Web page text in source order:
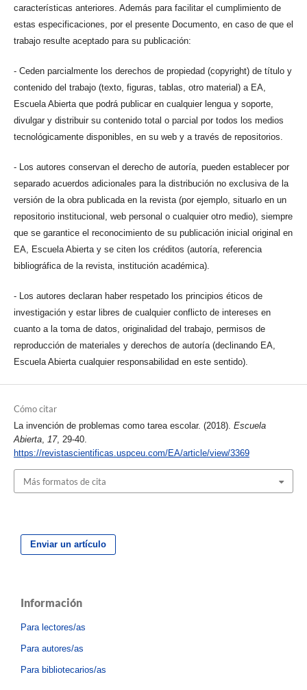
características anteriores. Además para facilitar el cumplimiento de
estas especificaciones, por el presente Documento, en caso de que el
trabajo resulte aceptado para su publicación:
- Ceden parcialmente los derechos de propiedad (copyright) de título y
contenido del trabajo (texto, figuras, tablas, otro material) a EA,
Escuela Abierta que podrá publicar en cualquier lengua y soporte,
divulgar y distribuir su contenido total o parcial por todos los medios
tecnológicamente disponibles, en su web y a través de repositorios.
- Los autores conservan el derecho de autoría, pueden establecer por
separado acuerdos adicionales para la distribución no exclusiva de la
versión de la obra publicada en la revista (por ejemplo, situarlo en un
repositorio institucional, web personal o cualquier otro medio), siempre
que se garantice el reconocimiento de su publicación inicial original en
EA, Escuela Abierta y se citen los créditos (autoría, referencia
bibliográfica de la revista, institución académica).
- Los autores declaran haber respetado los principios éticos de
investigación y estar libres de cualquier conflicto de intereses en
cuanto a la toma de datos, originalidad del trabajo, permisos de
reproducción de materiales y derechos de autoría (declinando EA,
Escuela Abierta cualquier responsabilidad en este sentido).
Cómo citar
La invención de problemas como tarea escolar. (2018). Escuela
Abierta, 17, 29-40.
https://revistascientificas.uspceu.com/EA/article/view/3369
Más formatos de cita
Enviar un artículo
Información
Para lectores/as
Para autores/as
Para bibliotecarios/as